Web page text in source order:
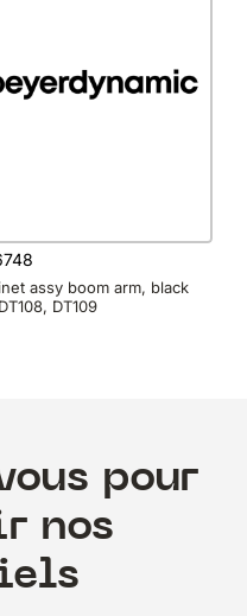
assy boom arm, black
DT109
pour
nos